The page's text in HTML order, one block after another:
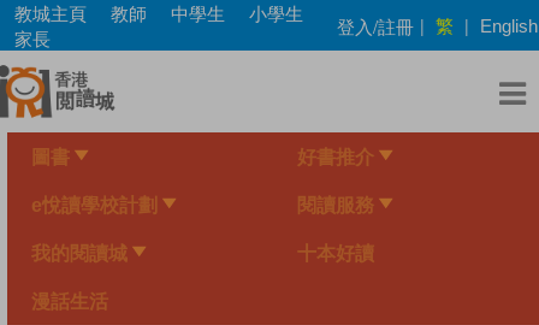
Skip
main
content
教城主頁 教師 中學生
小學生
家長
登入/註冊 | 繁 | English
圖書 好書推介
e悅讀學校計劃 閱讀服務
我的閱讀城 十本好讀
漫話生活